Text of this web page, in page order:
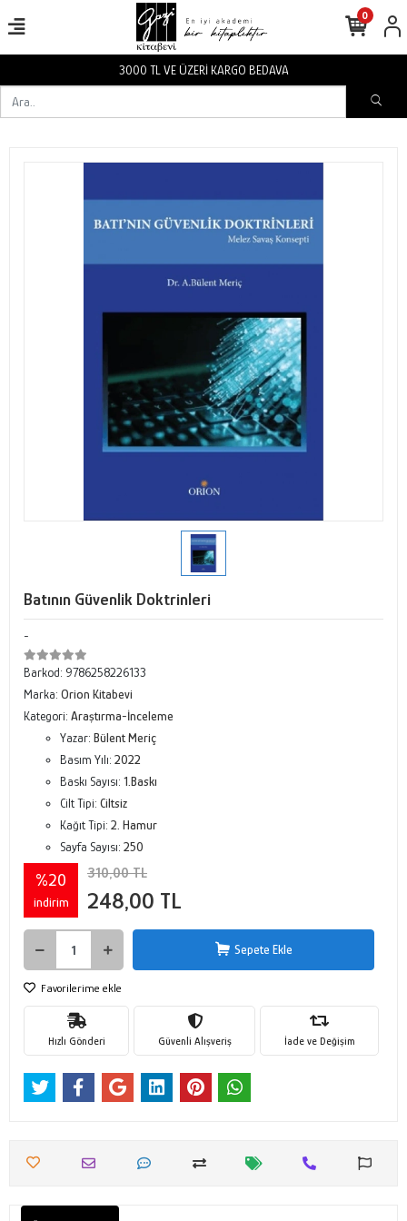
0
Batının Güvenlik Doktrinleri
-
Barkod: 9786258226133
Marka: Orion Kitabevi
Kategori: Araştırma-İnceleme
Yazar: Bülent Meriç
Basım Yılı: 2022
Baskı Sayısı: 1.Baskı
Cilt Tipi: Ciltsiz
Kağıt Tipi: 2. Hamur
Sayfa Sayısı: 250
%20
indirim
310,00 TL
248,00 TL
Sepete Ekle
Favorilerime ekle
Hızlı Gönderi Güvenli Alışveriş İade ve Değişim